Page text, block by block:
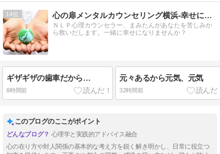
14 心の扉メンタルカウンセリング横浜-幸せになる方法教えます
ＮＬＰ心理カウンセラー、まみたんがあなたを苦しみか
ら救いだします。一緒に幸せになりませんか？
ギザギザの歯車だから…
8時間前
元々あるから元気、元気
32時間前
このブログのここがポイント
心理学と実践的アドバイス融合
心の在り方や対人関係の基本的な考え方を鋭く解き明かし、日常に役立つ